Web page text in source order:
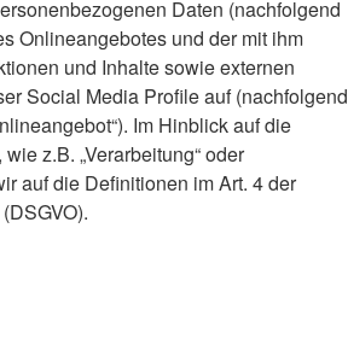
Daten (nachfolgend
Onlineangebotes und der mit ihm
und Inhalte sowie externen
Social Media Profile auf (nachfolgend
Im Hinblick auf die
z.B. „Verarbeitung“ oder
auf die Definitionen im Art. 4 der